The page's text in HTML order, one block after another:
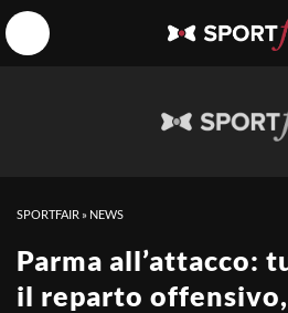
SPORTFAIR » NEWS
Parma all’attacco:
il reparto